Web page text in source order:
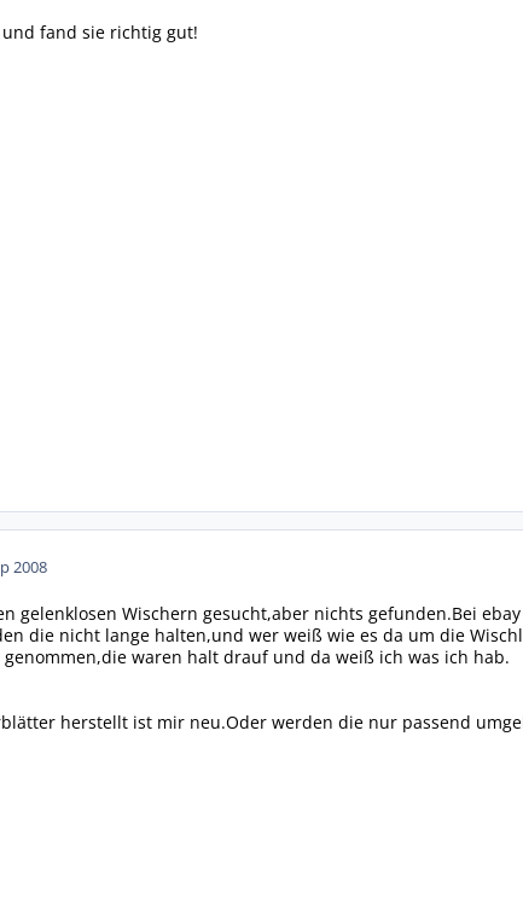
fand sie richtig gut!
2008
gelenklosen Wischern gesucht,aber nichts gefunden.Bei
die nicht lange halten,und wer weiß wie es da um die
genommen,die waren halt drauf und da weiß ich was ich hab.
herstellt ist mir neu.Oder werden die nur passend